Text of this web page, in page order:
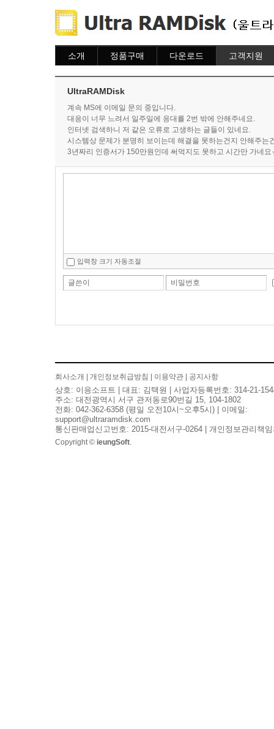
소개 정품구매
이용안내
다운로드 고객지원
UltraRAMDisk
계속 MS에 이메일 문의 중입니다.
대응이 너무 느려서 일주일에 응대를 2번 밖에 안해주네요.
인터넷 검색하니 저 같은 오류로 고생하는 글들이 있네요.
시스템상 문제가 분명히 보이는데 해결을 못하는건지 안해주는
3년짜리 인증서가 150만원인데 써먹지도 못하고 시간만 가네요
입력창 크기 자동조절
글쓴이 비밀번호
회사소개 개인정보취급방침 이용약관 공지사항
상호: 이응소프트 | 대표: 김택원 | 사업자등록번호: 314-21-
주소: 대전광역시 서구 관저동로90번길 15, 104-1802
전화: 042-362-6358 (평일 오전10시~오후5시) | 이메일:
support@ultraramdisk.com
통신판매업신고번호: 2015-대전서구-0264 | 개인정보관리책
Copyright © ieungSoft.